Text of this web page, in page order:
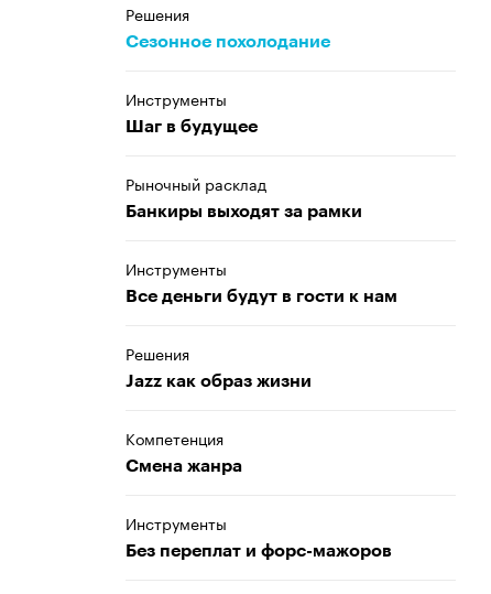
Решения
Сезонное похолодание
Инструменты
Шаг в будущее
Рыночный расклад
Банкиры выходят за рамки
Инструменты
Все деньги будут в гости к нам
Решения
Jazz как образ жизни
Компетенция
Смена жанра
Инструменты
Без переплат и форс-мажоров